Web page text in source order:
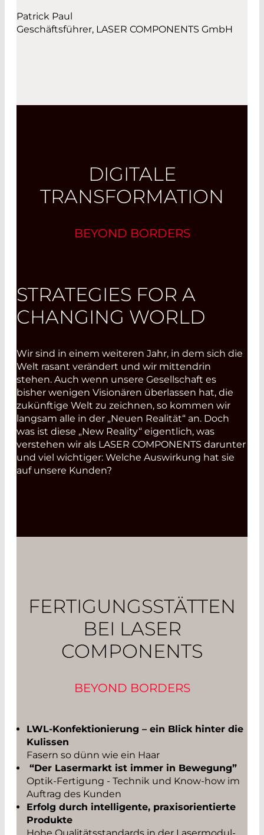
Patrick Paul
Geschäftsführer, LASER COMPONENTS GmbH
DIGITALE
TRANSFORMATION
BEYOND BORDERS
STRATEGIES FOR A
CHANGING WORLD
Wir sind in einem weiteren Jahr, in dem sich die
Welt rasant verändert und wir mittendrin
stehen. Auch wenn unsere Gesellschaft es
bisher wenigen Visionären überlassen hat, die
zukünftige Welt zu zeichnen, so kommen wir
langsam alle in der „Neuen Realität“ an. Doch
was ist diese „New Reality“ eigentlich, was
verstehen wir als LASER COMPONENTS darunter
und viel wichtiger: Welche Auswirkung hat sie
auf unsere Kunden?
FERTIGUNGSSTÄTTEN
BEI LASER
COMPONENTS
BEYOND BORDERS
LWL-Konfektionierung – ein Blick hinter die
Kulissen
Fasern so dünn wie ein Haar
“Der Lasermarkt ist immer in Bewegung”
Optik-Fertigung - Technik und Know-how im
Auftrag des Kunden
Erfolg durch intelligente, praxisorientierte
Produkte